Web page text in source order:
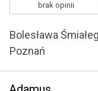
brak opinii
Bolesława
Poznań